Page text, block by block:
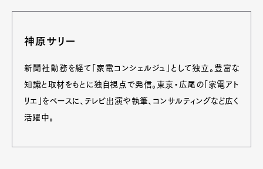
神原サリー
新聞社勤務を経て「家電コンシェルジュ」として独立。豊富な
知識と取材をもとに独自視点で発信。東京・広尾の「家電アト
リエ」をベースに、テレビ出演や執筆、コンサルティングなど広く
活躍中。